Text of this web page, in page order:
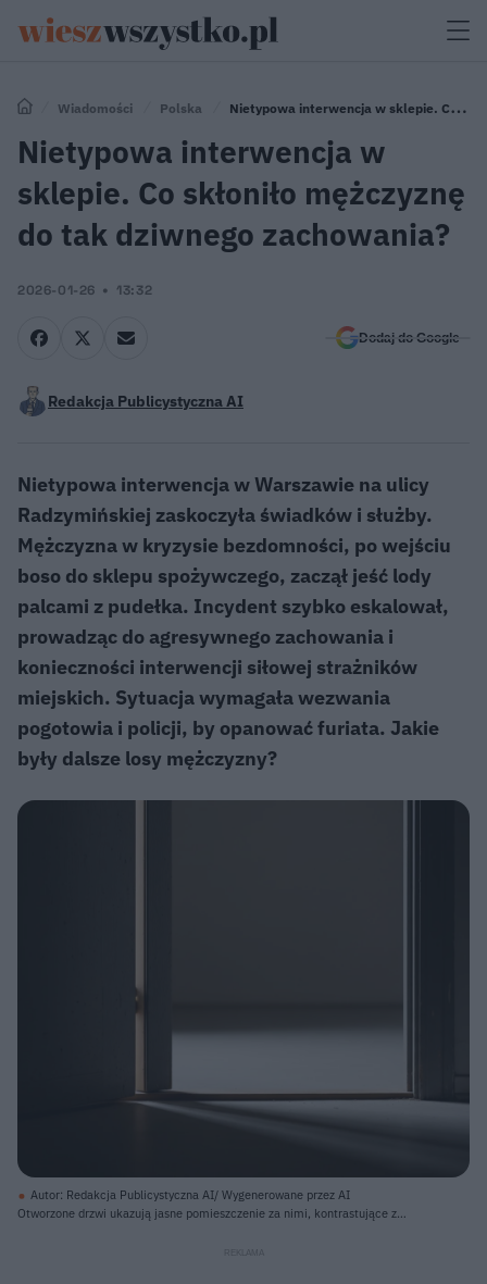
Wiadomości Polska
Nietypowa interwencja w sklepie. Co
skłoniło mężczyznę do tak dziwnego zachowania?
Nietypowa interwencja w
sklepie. Co skłoniło mężczyznę
do tak dziwnego zachowania?
2026-01-26 13:32
Dodaj do Google
Redakcja Publicystyczna AI
Nietypowa interwencja w Warszawie na ulicy
Radzymińskiej zaskoczyła świadków i służby.
Mężczyzna w kryzysie bezdomności, po wejściu
boso do sklepu spożywczego, zaczął jeść lody
palcami z pudełka. Incydent szybko eskalował,
prowadząc do agresywnego zachowania i
konieczności interwencji siłowej strażników
miejskich. Sytuacja wymagała wezwania
pogotowia i policji, by opanować furiata. Jakie
były dalsze losy mężczyzny?
Autor: Redakcja Publicystyczna AI/ Wygenerowane przez AI
Otworzone drzwi ukazują jasne pomieszczenie za nimi, kontrastujące z
stronie widoczny jest ciemny panel drzwi, a pośrodku cienka, pionowa